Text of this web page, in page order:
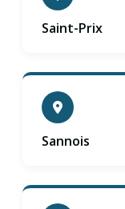
Saint-Prix
Sannois